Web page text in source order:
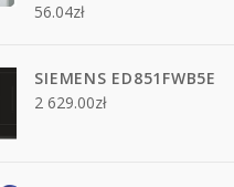
56.04zł
SIEMENS ED851FWB5E
2 629.00zł